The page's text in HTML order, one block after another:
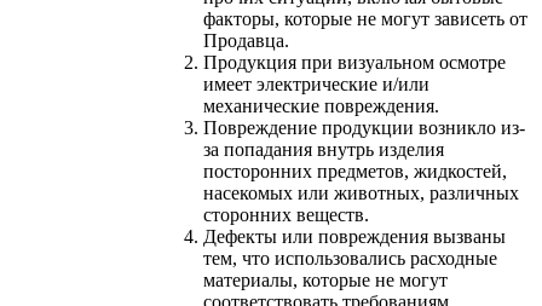
факторы, которые не могут зависеть от
Продавца.
Продукция при визуальном осмотре
имеет электрические и/или
механические повреждения.
Повреждение продукции возникло из-
за попадания внутрь изделия
посторонних предметов, жидкостей,
насекомых или животных, различных
сторонних веществ.
Дефекты или повреждения вызваны
тем, что использовались расходные
материалы, которые не могут
соответствовать требованиям